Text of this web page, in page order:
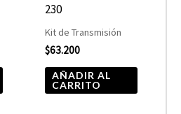
230
Kit de Transmisión
$63.200
AÑADIR AL
CARRITO